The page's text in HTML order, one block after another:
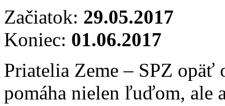
Začiatok: 29.05.2017
Koniec: 01.06.2017
Priatelia Zeme – SPZ
pomáha nielen ľuďom, ale